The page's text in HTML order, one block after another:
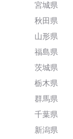
宮城県
秋田県
山形県
福島県
茨城県
栃木県
群馬県
千葉県
新潟県